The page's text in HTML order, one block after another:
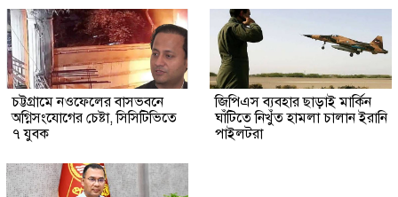
চট্টগ্রামে নওফেলের বাসভবনে
অগ্নিসংযোগের চেষ্টা, সিসিটিভিতে
৭ যুবক
জিপিএস ব্যবহার ছাড়াই মার্কিন
ঘাঁটিতে নিখুঁত হামলা চালান ইরানি
পাইলটরা